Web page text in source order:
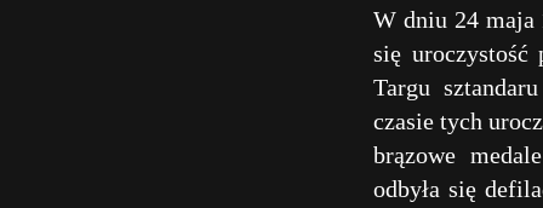
W dniu 24 maja
się uroczystość
Targu
czasie tych
brązowe
odbyła się